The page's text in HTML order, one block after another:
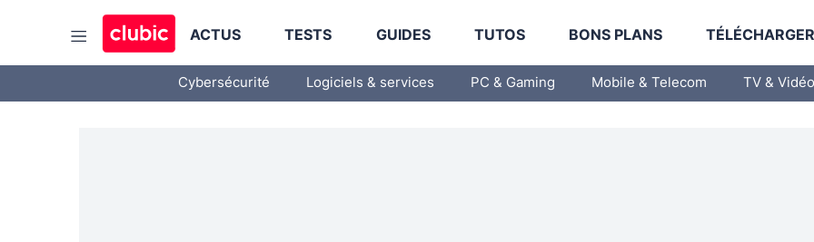
ACTUS TESTS GUIDES TUTOS BONS PLANS
Cybersécurité Logiciels & services PC & Gaming Mobile & Telecom TV & Vidéo